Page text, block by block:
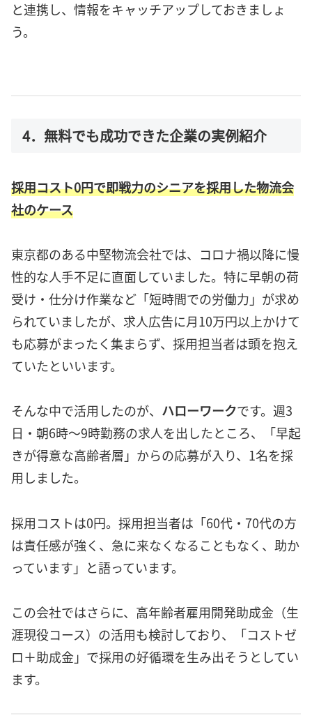
と連携し、情報をキャッチアップしておきましょ
う。
4．無料でも成功できた企業の実例紹介
採用コスト0円で即戦力のシニアを採用した物流会
社のケース
東京都のある中堅物流会社では、コロナ禍以降に慢
性的な人手不足に直面していました。特に早朝の荷
受け・仕分け作業など「短時間での労働力」が求め
られていましたが、求人広告に月10万円以上かけて
も応募がまったく集まらず、採用担当者は頭を抱え
ていたといいます。
そんな中で活用したのが、 ハローワークです。週3
日・朝6時〜9時勤務の求人を出したところ、「早起
きが得意な高齢者層」からの応募が入り、1名を採
用しました。
採用コストは0円。採用担当者は「60代・70代の方
は責任感が強く、急に来なくなることもなく、助か
っています」と語っています。
この会社ではさらに、高年齢者雇用開発助成金（生
涯現役コース）の活用も検討しており、「コストゼ
ロ＋助成金」で採用の好循環を生み出そうとしてい
ます。